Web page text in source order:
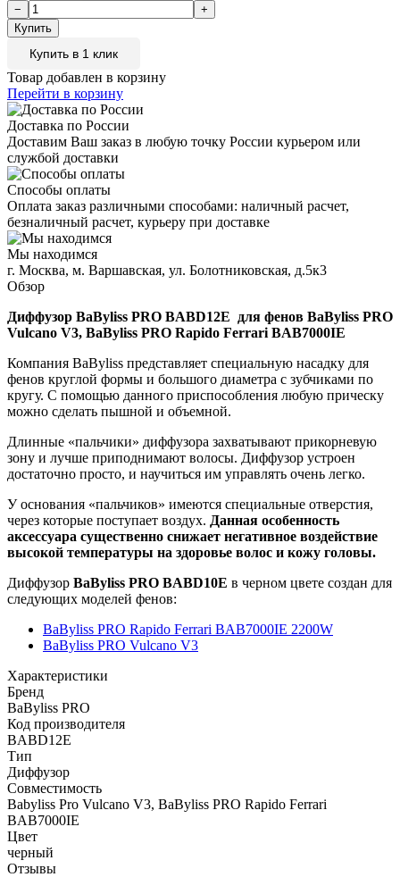
Купить в 1 клик
Товар добавлен в корзину
Перейти в корзину
Доставка по России
Доставим Ваш заказ в любую точку России курьером или
службой доставки
Способы оплаты
Оплата заказ различными способами: наличный расчет,
безналичный расчет, курьеру при доставке
Мы находимся
г. Москва, м. Варшавская, ул. Болотниковская, д.5к3
Обзор
Диффузор BaByliss PRO BABD12E для фенов BaByliss PRO
Vulcano V3, BaByliss PRO Rapido Ferrari BAB7000IE
Компания BaByliss представляет специальную насадку для
фенов круглой формы и большого диаметра с зубчиками по
кругу. С помощью данного приспособления любую прическу
можно сделать пышной и объемной.
Длинные «пальчики» диффузора захватывают прикорневую
зону и лучше приподнимают волосы. Диффузор устроен
достаточно просто, и научиться им управлять очень легко.
У основания «пальчиков» имеются специальные отверстия,
через которые поступает воздух. Данная особенность
аксессуара существенно снижает негативное воздействие
высокой температуры на здоровье волос и кожу головы.
Диффузор BaByliss PRO BABD10E в черном цвете создан для
следующих моделей фенов:
BaByliss PRO Rapido Ferrari BAB7000IE 2200W
BaByliss PRO Vulcano V3
Характеристики
Бренд
BaByliss PRO
Код производителя
BABD12E
Тип
Диффузор
Совместимость
Babyliss Pro Vulcano V3, BaByliss PRO Rapido Ferrari
BAB7000IE
Цвет
черный
Отзывы